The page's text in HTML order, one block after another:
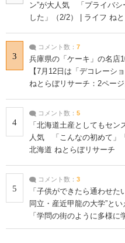
ン”が大人気 「プライバシ
した」（2/2） | ライフ ね
3
コメント数： 7
兵庫県の「ケーキ」の名
【7月12日は「デコレーシ
ねとらぼリサーチ：2ページ
4
コメント数： 5
「北海道土産としてもセン
人気 「こんなの初めて」
北海道 ねとらぼリサーチ
5
コメント数： 3
「子供ができたら通わせ
同立・産近甲龍の大学”と
「学問の街のように多様に
| 大学 ねとらぼリサーチ